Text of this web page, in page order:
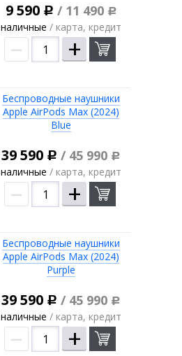
9 590 Р / 11 490 Р
наличные/ карта, кредит
– +
Беспроводные наушники
Apple AirPods Max (2024)
Blue
39 590 Р / 45 990 Р
наличные/ карта, кредит
– +
Беспроводные наушники
Apple AirPods Max (2024)
Purple
39 590 Р / 45 990 Р
наличные/ карта, кредит
– +